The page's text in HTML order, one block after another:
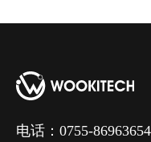
电话：0755-86963654